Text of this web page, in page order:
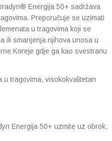
Energija 50+ sadržava
Preporučuje se uzimati
u tragovima koji se
ili smanjenja njihova unosa u
Koreje gdje ga kao svestranu
u tragovima, visokokvalitetan
Energija 50+ uzmite uz obrok,